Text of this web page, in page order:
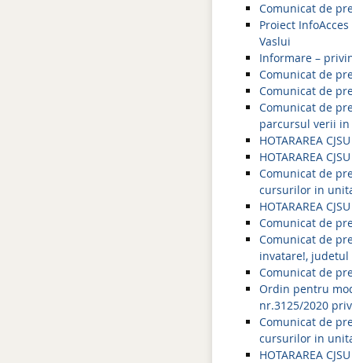
Comunicat de
Proiect
Vaslui
Informare –
Comunicat de
Comunicat de
Comunicat de
parcursul verii
HOTARAREA
HOTARAREA
Comunicat de
cursurilor in
HOTARAREA
Comunicat de
Comunicat de
invatare!, judetul
Comunicat de
Ordin pentru
nr.3125/2020
Comunicat de
cursurilor in
HOTARAREA